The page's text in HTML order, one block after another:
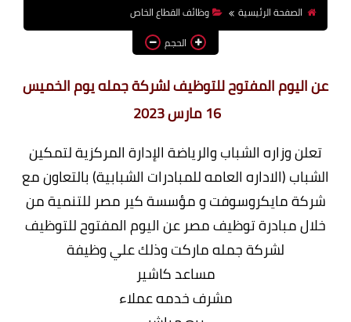
وظائف اعضاء هيئة تدريس
بالجامعات والمعاهد
اخبار
الصفحة الرئيسية
وظائف القطاع الخاص
الحجم
عن اليوم المفتوح للتوظيف لشركة جمله يوم الخميس
16 مارس 2023
تعلن وزاره الشباب والرياضة الإدارة المركزية لتمكين
الشباب (الاداره العامه للمبادرات الشبابية) بالتعاون مع
شركة مايكروسوفت و مؤسسة كير مصر للتنمية من
خلال مبادرة توظيف مصر عن اليوم المفتوح للتوظيف
لشركة جمله ماركت وذلك علي وظيفة
مساعد كاشير
مشرف خدمه عملاء